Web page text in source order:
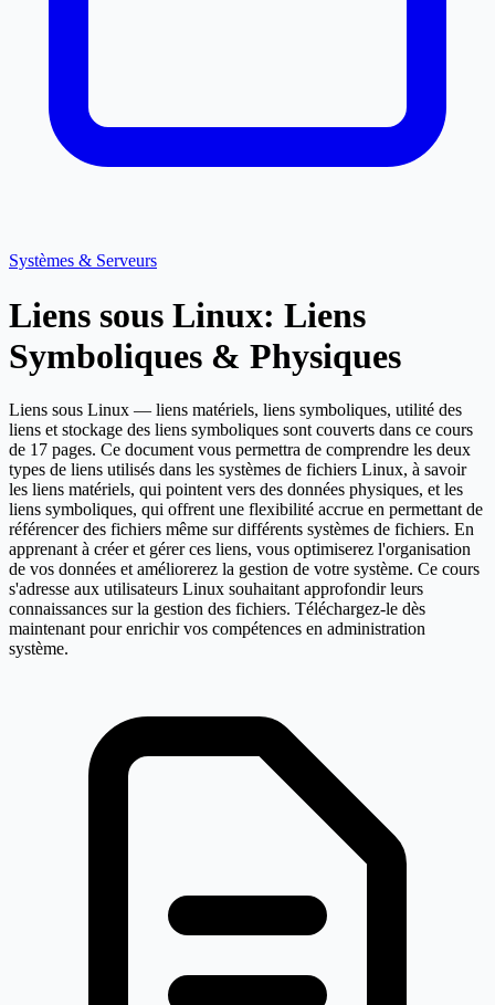
Systèmes & Serveurs
Liens sous Linux: Liens
Symboliques & Physiques
Liens sous Linux — liens matériels, liens symboliques, utilité des
liens et stockage des liens symboliques sont couverts dans ce cours
de 17 pages. Ce document vous permettra de comprendre les deux
types de liens utilisés dans les systèmes de fichiers Linux, à savoir
les liens matériels, qui pointent vers des données physiques, et les
liens symboliques, qui offrent une flexibilité accrue en permettant de
référencer des fichiers même sur différents systèmes de fichiers. En
apprenant à créer et gérer ces liens, vous optimiserez l'organisation
de vos données et améliorerez la gestion de votre système. Ce cours
s'adresse aux utilisateurs Linux souhaitant approfondir leurs
connaissances sur la gestion des fichiers. Téléchargez-le dès
maintenant pour enrichir vos compétences en administration
système.